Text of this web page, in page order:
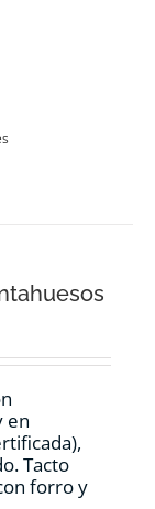
en
Tacto
forro y